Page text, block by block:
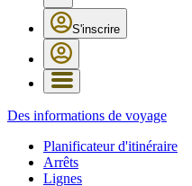
S'inscrire
Des informations de voyage
Planificateur d'itinéraire
Arrêts
Lignes